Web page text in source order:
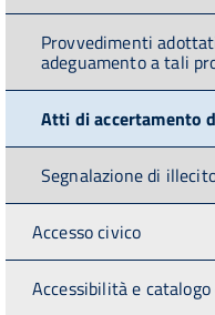
Provvedimenti
adeguamento a tali
Atti di accertamento
Segnalazione di
Accesso civico
Accessibilità e